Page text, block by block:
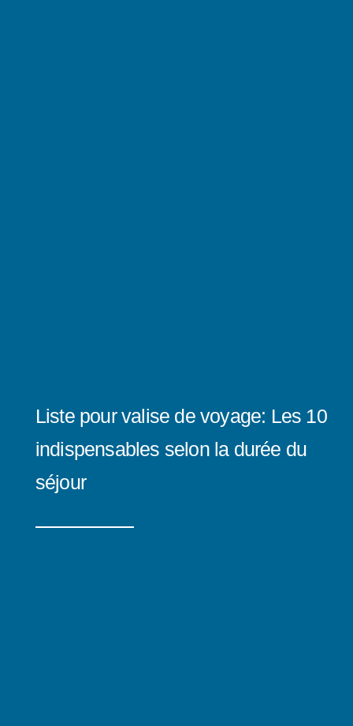
Liste pour valise de voyage: Les 10
indispensables selon la durée du
séjour